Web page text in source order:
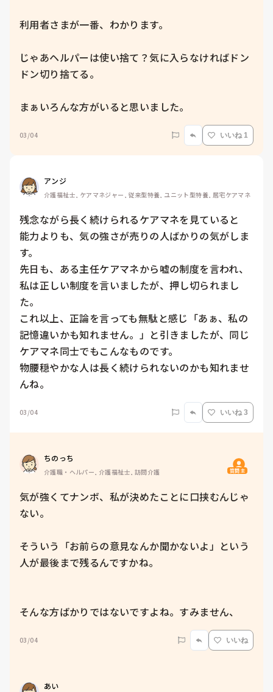
利用者さまが一番、わかります。
じゃあヘルパーは使い捨て？気に入らなければドン
ドン切り捨てる。
まぁいろんな方がいると思いました。
03/04 いいね 1
アンジ
介護福祉士, ケアマネジャー, 従来型特養, ユニット型特養, 居宅ケアマネ
残念ながら長く続けられるケアマネを見ていると
能力よりも、気の強さが売りの人ばかりの気がしま
す。
先日も、ある主任ケアマネから嘘の制度を言われ、
私は正しい制度を言いましたが、押し切られまし
た。
これ以上、正論を言っても無駄と感じ「あぁ、私の
記憶違いかも知れません。」と引きましたが、同じ
ケアマネ同士でもこんなものです。
物腰穏やかな人は長く続けられないのかも知れませ
んね。
03/04 いいね 3
ちのっち
介護職・ヘルパー, 介護福祉士, 訪問介護 質問主
気が強くてナンボ、私が決めたことに口挟むんじゃ
ない。
そういう「お前らの意見なんか聞かないよ」という
人が最後まで残るんですかね。
そんな方ばかりではないですよね。すみません、
03/04 いいね
あい